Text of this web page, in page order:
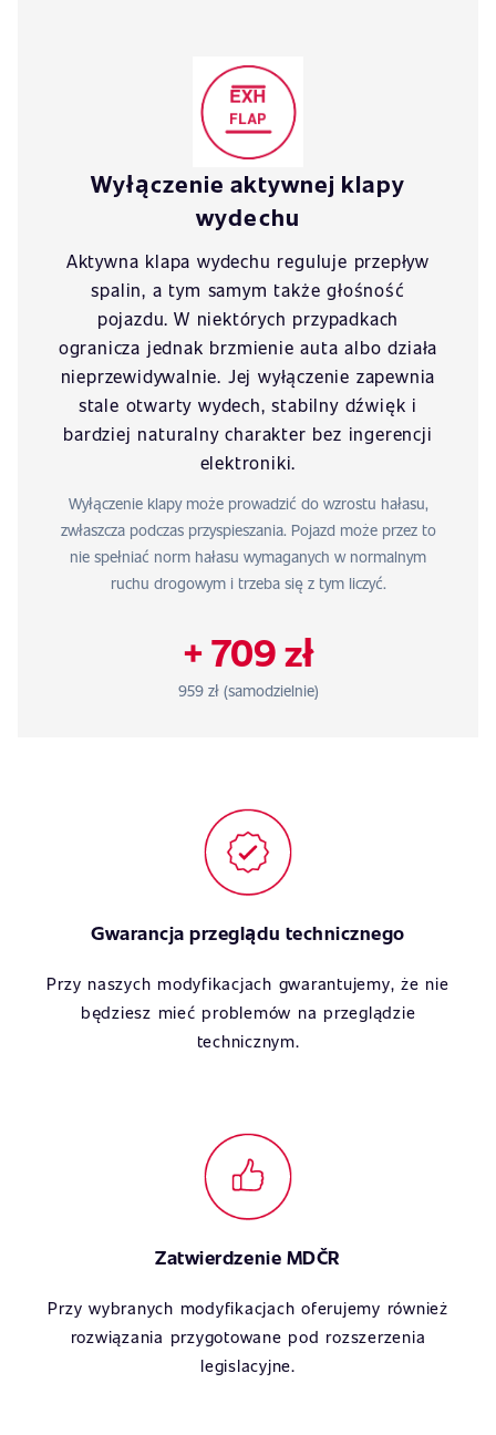
Wyłączenie aktywnej klapy
wydechu
Aktywna klapa wydechu reguluje przepływ
spalin, a tym samym także głośność
pojazdu. W niektórych przypadkach
ogranicza jednak brzmienie auta albo działa
nieprzewidywalnie. Jej wyłączenie zapewnia
stale otwarty wydech, stabilny dźwięk i
bardziej naturalny charakter bez ingerencji
elektroniki.
Wyłączenie klapy może prowadzić do wzrostu hałasu,
zwłaszcza podczas przyspieszania. Pojazd może przez to
nie spełniać norm hałasu wymaganych w normalnym
ruchu drogowym i trzeba się z tym liczyć.
+ 709 zł
959 zł (samodzielnie)
Gwarancja przeglądu technicznego
Przy naszych modyfikacjach gwarantujemy, że nie
będziesz mieć problemów na przeglądzie
technicznym.
Zatwierdzenie MDČR
Przy wybranych modyfikacjach oferujemy również
rozwiązania przygotowane pod rozszerzenia
legislacyjne.